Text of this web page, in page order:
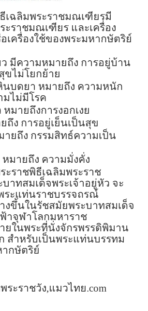
เฉลิมพระราชมณเฑียรมี
ะราชมณเฑียร และเครื่อง
เครื่องใช้ของพระมหากษัตริย์
มีความหมายถึง การอยู่บ้าน
ขไม่โยกย้าย
บดยา หมายถึง ความหนัก
ไม่มีโรค
มายถึงการงอกเงย
ถึง การอยู่เย็นเป็นสุข
ยถึง กรรมสิทธ์ความเป็น
มายถึง ความมั่งคั่ง
ะราชพิธีเฉลิมพระราช
าทสมเด็จพระเจ้าอยู่หัว จะ
ระแท่นราชบรรจถรณ์
งขึ้นในรัชสมัยพระบาทสมเด็จ
าจุฬาโลกมหาราช
ยในพระที่นั่งจักรพรรดิพิมาน
สำหรับเป็นพระแท่นบรรทม
ากษัตริย์
ระราชวัง,แมวไทย.com